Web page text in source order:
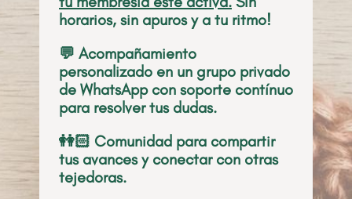
horarios, sin apuros y a tu ritmo!
💬 Acompañamiento
personalizado en un grupo privado
de WhatsApp con soporte contínuo
para resolver tus dudas.
👭🏻 Comunidad para compartir
tus avances y conectar con otras
tejedoras.